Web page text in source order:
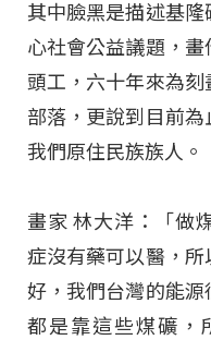
其中臉黑是描述基
心社會公益議題，
頭工，六十年來為
部落，更說到目前
我們原住民族族人。
畫家 林大洋：「做
症沒有藥可以醫，
好，我們台灣的能
都是靠這些煤礦，